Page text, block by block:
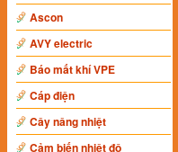
Ascon
AVY electric
Báo mất khí VPE
Cáp điện
Cây nâng nhiệt
Cảm biến nhiệt độ